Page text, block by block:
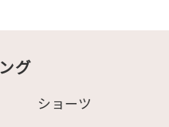
ド #ラ
ップ #
#可愛い
れな下
グ
ショーツ